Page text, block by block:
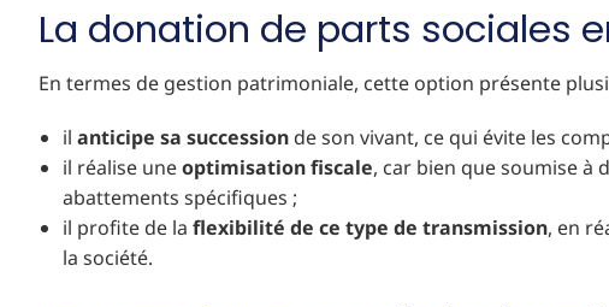
La donation de parts sociales
En termes de gestion patrimoniale, cette option présente
il anticipe sa succession de son vivant, ce qui évite les
il réalise uneoptimisation fiscale, car bien que soumise à
abattements spécifiques ;
il profite de la flexibilité de ce type de transmission, en
la société.